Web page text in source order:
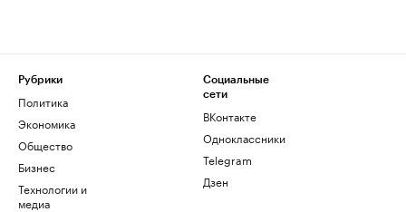
Рубрики
Политика
Экономика
Общество
Бизнес
Технологии и
медиа
Социальные
сети
ВКонтакте
Одноклассники
Telegram
Дзен